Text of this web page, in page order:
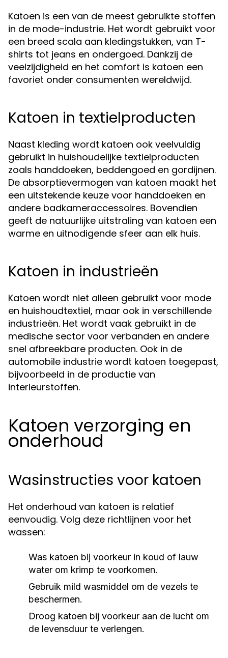
Katoen is een van de meest gebruikte stoffen
in de mode-industrie. Het wordt gebruikt voor
een breed scala aan kledingstukken, van T-
shirts tot jeans en ondergoed. Dankzij de
veelzijdigheid en het comfort is katoen een
favoriet onder consumenten wereldwijd.
Katoen in textielproducten
Naast kleding wordt katoen ook veelvuldig
gebruikt in huishoudelijke textielproducten
zoals handdoeken, beddengoed en gordijnen.
De absorptievermogen van katoen maakt het
een uitstekende keuze voor handdoeken en
andere badkameraccessoires. Bovendien
geeft de natuurlijke uitstraling van katoen een
warme en uitnodigende sfeer aan elk huis.
Katoen in industrieën
Katoen wordt niet alleen gebruikt voor mode
en huishoudtextiel, maar ook in verschillende
industrieën. Het wordt vaak gebruikt in de
medische sector voor verbanden en andere
snel afbreekbare producten. Ook in de
automobile industrie wordt katoen toegepast,
bijvoorbeeld in de productie van
interieurstoffen.
Katoen verzorging en
onderhoud
Wasinstructies voor katoen
Het onderhoud van katoen is relatief
eenvoudig. Volg deze richtlijnen voor het
wassen:
Was katoen bij voorkeur in koud of lauw
water om krimp te voorkomen.
Gebruik mild wasmiddel om de vezels te
beschermen.
Droog katoen bij voorkeur aan de lucht om
de levensduur te verlengen.